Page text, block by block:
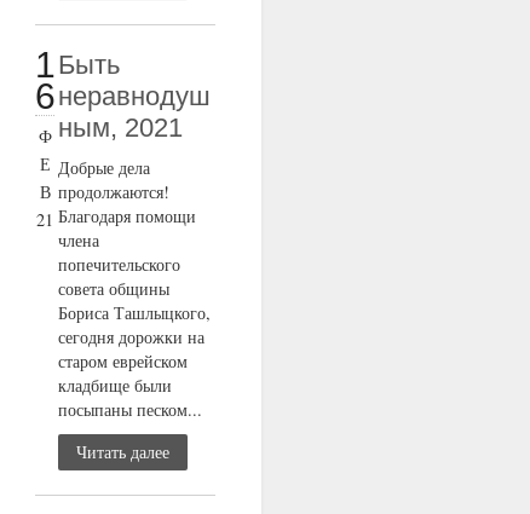
1
6
Ф
Е
В
21
Быть
неравнодуш
ным, 2021
Добрые дела
продолжаются!
Благодаря помощи
члена
попечительского
совета общины
Бориса Ташлыцкого,
сегодня дорожки на
старом еврейском
кладбище были
посыпаны песком...
Читать далее